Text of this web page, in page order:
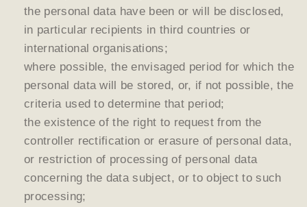
the personal data have been or will be disclosed,
in particular recipients in third countries or
international organisations;
where possible, the envisaged period for which the
personal data will be stored, or, if not possible, the
criteria used to determine that period;
the existence of the right to request from the
controller rectification or erasure of personal data,
or restriction of processing of personal data
concerning the data subject, or to object to such
processing;